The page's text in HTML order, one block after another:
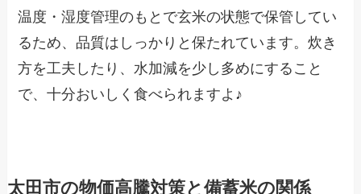
温度・湿度管理のもとで玄米の状態で保管してい
るため、品質はしっかりと保たれています。炊き
方を工夫したり、水加減を少し多めにすること
で、十分おいしく食べられますよ♪
太田市の物価高騰対策と備蓄米の関係